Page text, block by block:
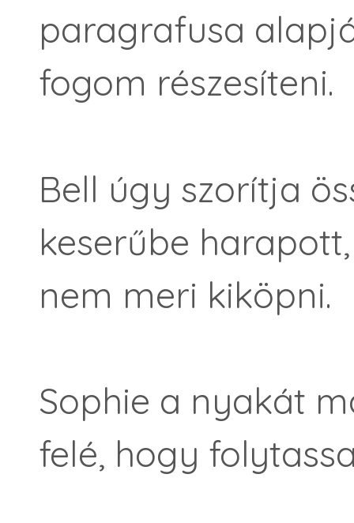
paragrafusa
fogom részesíteni.
Bell úgy szorítja
keserűbe
nem meri kiköpni.
Sophie a nyakát
felé, hogy